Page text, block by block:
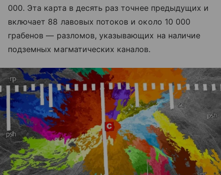
000. Эта карта в десять раз точнее предыдущих и
включает 88 лавовых потоков и около 10 000
грабенов — разломов, указывающих на наличие
подземных магматических каналов.